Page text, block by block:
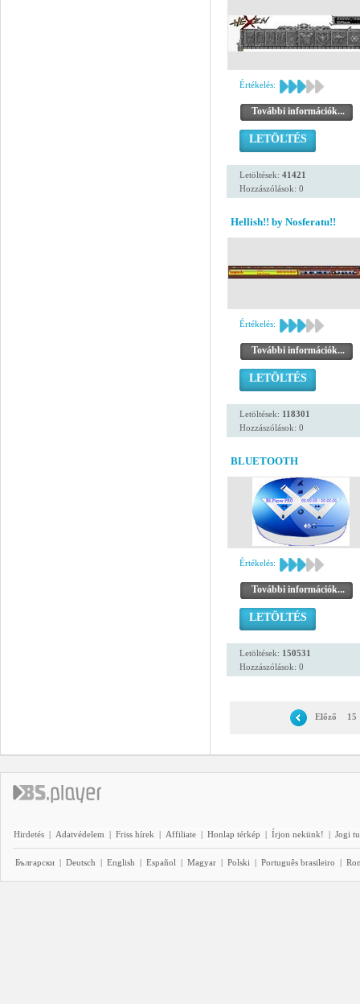
Értékelés:
További információk...
LETÖLTÉS
Letöltések: 41421
Hozzászólások: 0
Hellish!! by Nosferatu!!
Értékelés:
További információk...
LETÖLTÉS
Letöltések: 118301
Hozzászólások: 0
BLUETOOTH
Értékelés:
További információk...
LETÖLTÉS
Letöltések: 150531
Hozzászólások: 0
Előző 15
Hirdetés | Adatvédelem | Friss hírek | Affiliate | Honlap térkép | Írjon nekünk! | Jogi
Български | Deutsch | English | Español | Magyar | Polski | Português brasileiro |